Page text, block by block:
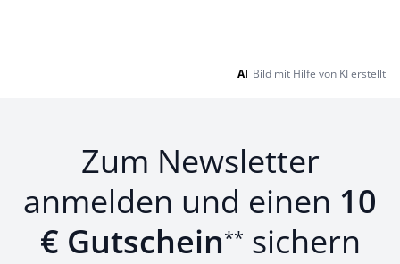
AI Bild mit Hilfe von KI erstellt
Zum Newsletter
anmelden und einen 10
€ Gutschein** sichern